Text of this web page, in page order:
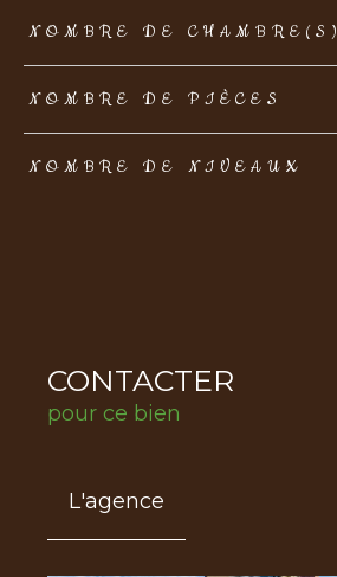
NOMBRE DE CHAMBRE(S)
NOMBRE DE PIÈCES
NOMBRE DE NIVEAUX
CONTACTER
pour ce bien
L'agence